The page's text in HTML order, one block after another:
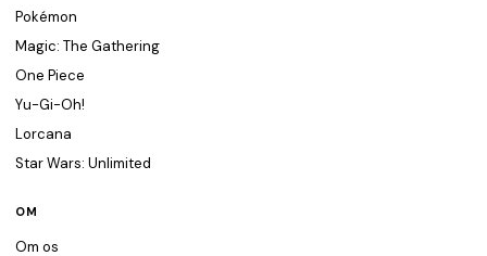
Pokémon
Magic: The Gathering
One Piece
Yu-Gi-Oh!
Lorcana
Star Wars: Unlimited
OM
Om os